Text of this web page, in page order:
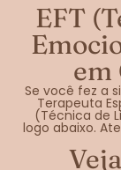
EFT
em
Se você fez a
Terapeuta
(Técnica de
logo abaixo.